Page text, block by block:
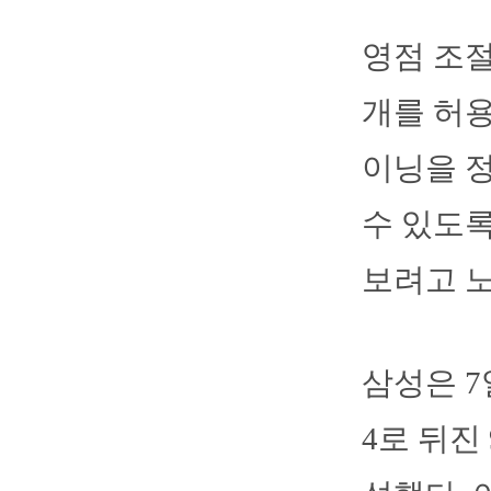
영점 조
개를 허
이닝을
수 있도
보려고
삼성은
4로 뒤진